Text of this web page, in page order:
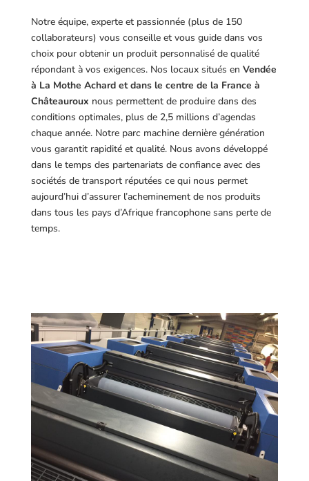
Notre équipe, experte et passionnée (plus de 150
collaborateurs) vous conseille et vous guide dans vos
choix pour obtenir un produit personnalisé de qualité
répondant à vos exigences. Nos locaux situés en Vendée
à La Mothe Achard et dans le centre de la France à
Châteauroux nous permettent de produire dans des
conditions optimales, plus de 2,5 millions d’agendas
chaque année. Notre parc machine dernière génération
vous garantit rapidité et qualité. Nous avons développé
dans le temps des partenariats de confiance avec des
sociétés de transport réputées ce qui nous permet
aujourd’hui d’assurer l’acheminement de nos produits
dans tous les pays d’Afrique francophone sans perte de
temps.